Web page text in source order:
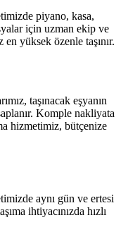
piyano, kasa,
için uzman ekip ve
yüksek özenle taşınır.
taşınacak eşyanın
Komple nakliyata
hizmetimiz, bütçenize
aynı gün ve ertesi
ihtiyacınızda hızlı